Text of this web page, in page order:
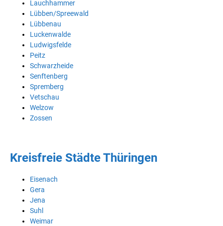
Lauchhammer
Lübben/Spreewald
Lübbenau
Luckenwalde
Ludwigsfelde
Peitz
Schwarzheide
Senftenberg
Spremberg
Vetschau
Welzow
Zossen
Kreisfreie Städte Thüringen
Eisenach
Gera
Jena
Suhl
Weimar